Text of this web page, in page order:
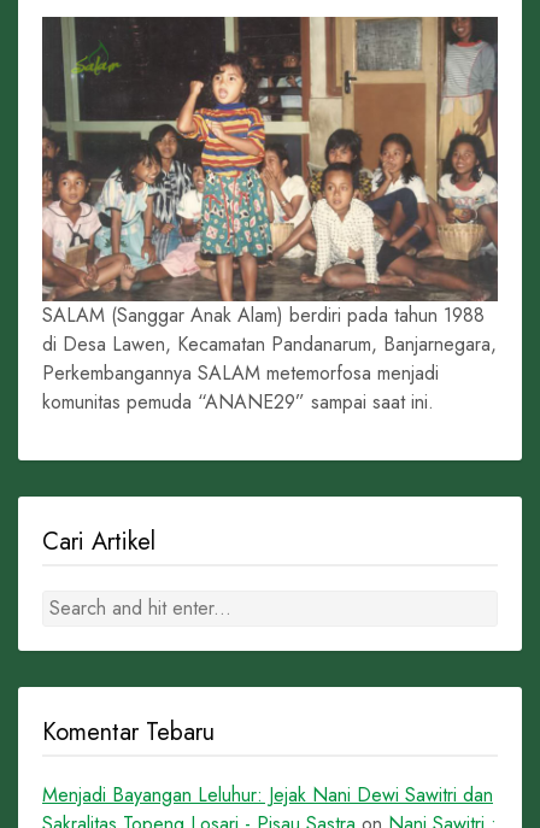
SALAM (Sanggar Anak Alam) berdiri pada tahun 1988
di Desa Lawen, Kecamatan Pandanarum, Banjarnegara,
Perkembangannya SALAM metemorfosa menjadi
komunitas pemuda “ANANE29” sampai saat ini.
Cari Artikel
Komentar Tebaru
Menjadi Bayangan Leluhur: Jejak Nani Dewi Sawitri dan